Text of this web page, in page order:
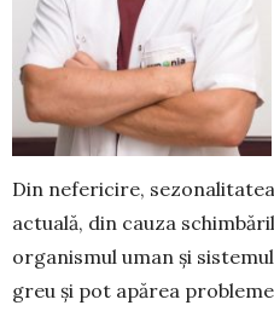
Din nefericire,
actuală, din cauza
organismul uman și
greu și pot apărea